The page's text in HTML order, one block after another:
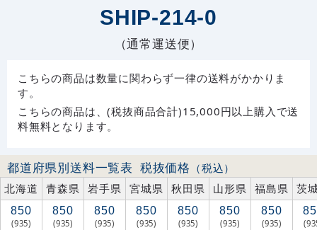
SHIP-214-0
（通常運送便）
こちらの商品は数量に関わらず一律の送料がかかりま
す。
こちらの商品は、(税抜商品合計)15,000円以上購入で送
料無料となります。
都道府県別送料一覧表 税抜価格 （税込）
北海道
青森県 岩手県 宮城県 秋田県 山形県 福島県 茨
850
(935)
850
(935)
850
(935)
850
(935)
850
(935)
850
(935)
850
(935)